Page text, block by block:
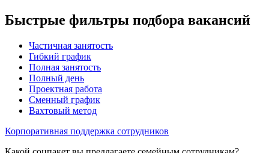
Быстрые фильтры подбора вакансий
Частичная занятость
Гибкий график
Полная занятость
Полный день
Проектная работа
Сменный график
Вахтовый метод
Корпоративная поддержка сотрудников